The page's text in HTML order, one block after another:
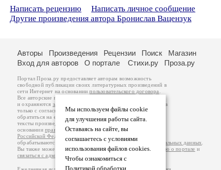
Написать рецензию
Написать личное сообщение
Другие произведения автора Бронислав Вацензук
Мы используем файлы cookie
для улучшения работы сайта.
Оставаясь на сайте, вы
соглашаетесь с условиями
использования файлов cookies.
Чтобы ознакомиться с
Политикой обработки
Авторы Произведения Рецензии Поиск
Магазин
Вход для авторов
О портале Стихи.ру Проза.ру
Портал Проза.ру предоставляет авторам возможность
свободной публикации своих литературных произведений в
сети Интернет на основаниипользовательского договора
Все авторские права на произведения принадлежат авторам
и охраняются законом
. Перепечатка произведений возможна
только с согласия его автора, к которому вы можете
обратиться на его авторской странице. Ответственность за
тексты произведений авторы несут самостоятельно на
основанииправил публикацииизаконодательства
Российской Федерации
обрабатываются на основанииПолитики обработки персональных данных
Вы также можете посмотреть более подробнуюинформацию о портале и
связаться с администрацией